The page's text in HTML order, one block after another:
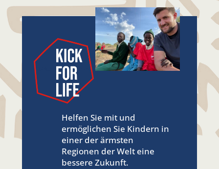
Helfen Sie mit und
ermöglichen Sie Kindern in
einer der ärmsten
Regionen der Welt eine
bessere Zukunft.